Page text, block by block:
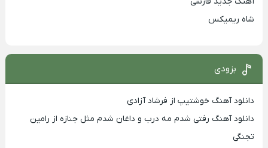
شاه ریمیکس
بزودی
دانلود آهنگ خوشتیپ از فرشاد آزادی
دانلود آهنگ رفتی شدم مه درب و داغان شدم مثل جنازه از رامین
تجنگی